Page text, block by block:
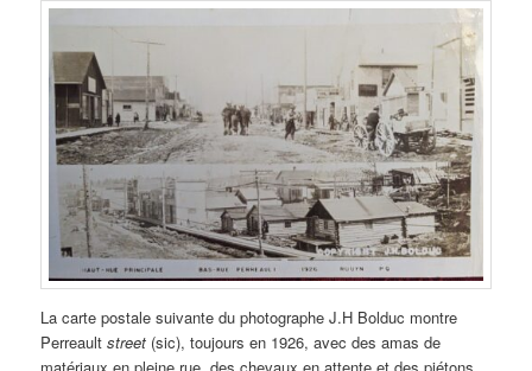
La carte postale suivante du photographe J.H Bolduc montre
Perreaultstreet (sic), toujours en 1926, avec des amas de